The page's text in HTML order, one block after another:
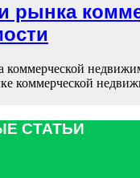
рынка
коммерческой
коммерческой
СТАТЬИ